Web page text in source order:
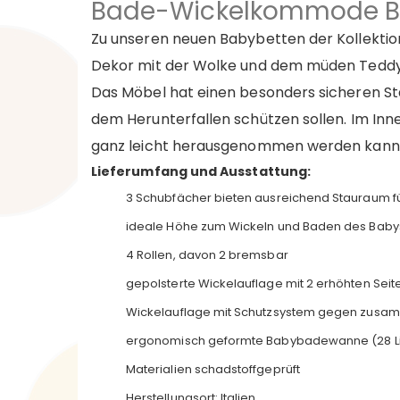
Bade-Wickelkommode
Zu unseren neuen Babybetten der
Dekor mit der Wolke und dem müden
Das Möbel hat einen besonders sicheren
dem Herunterfallen schützen sollen. Im
ganz leicht herausgenommen werden
Lieferumfang und Ausstattung:
3 Schubfächer bieten ausreichend Stauraum
ideale Höhe zum Wickeln und Baden des
4 Rollen, davon 2 bremsbar
gepolsterte Wickelauflage mit 2 erhöhten
Wickelauflage mit Schutzsystem gegen
ergonomisch geformte Babybadewanne (28
Materialien schadstoffgeprüft